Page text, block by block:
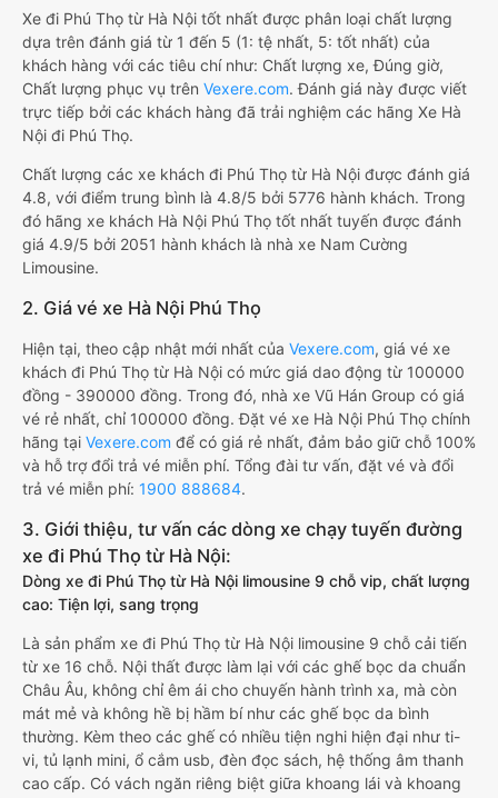
Xe đi Phú Thọ từ Hà Nội tốt nhất được phân loại chất lượng
dựa trên đánh giá từ 1 đến 5 (1: tệ nhất, 5: tốt nhất) của
khách hàng với các tiêu chí như: Chất lượng xe, Đúng giờ,
Chất lượng phục vụ trên Vexere.com. Đánh giá này được viết
trực tiếp bởi các khách hàng đã trải nghiệm các hãng Xe Hà
Nội đi Phú Thọ.
Chất lượng các xe khách đi Phú Thọ từ Hà Nội được đánh giá
4.8, với điểm trung bình là 4.8/5 bởi 5776 hành khách. Trong
đó hãng xe khách Hà Nội Phú Thọ tốt nhất tuyến được đánh
giá 4.9/5 bởi 2051 hành khách là nhà xe Nam Cường
Limousine.
2. Giá vé xe Hà Nội Phú Thọ
Hiện tại, theo cập nhật mới nhất của Vexere.com, giá vé xe
khách đi Phú Thọ từ Hà Nội có mức giá dao động từ 100000
đồng - 390000 đồng. Trong đó, nhà xe Vũ Hán Group có giá
vé rẻ nhất, chỉ 100000 đồng. Đặt vé xe Hà Nội Phú Thọ chính
hãng tại Vexere.com để có giá rẻ nhất, đảm bảo giữ chỗ 100%
và hỗ trợ đổi trả vé miễn phí. Tổng đài tư vấn, đặt vé và đổi
trả vé miễn phí: 1900 888684.
3. Giới thiệu, tư vấn các dòng xe chạy tuyến đường
xe đi Phú Thọ từ Hà Nội:
Dòng xe đi Phú Thọ từ Hà Nội limousine 9 chỗ vip, chất lượng
cao: Tiện lợi, sang trọng
Là sản phẩm xe đi Phú Thọ từ Hà Nội limousine 9 chỗ cải tiến
từ xe 16 chỗ. Nội thất được làm lại với các ghế bọc da chuẩn
Châu Âu, không chỉ êm ái cho chuyến hành trình xa, mà còn
mát mẻ và không hề bị hầm bí như các ghế bọc da bình
thường. Kèm theo các ghế có nhiều tiện nghi hiện đại như ti-
vi, tủ lạnh mini, ổ cắm usb, đèn đọc sách, hệ thống âm thanh
cao cấp. Có vách ngăn riêng biệt giữa khoang lái và khoang